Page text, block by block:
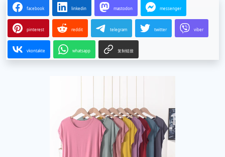
facebook linkedin mastodon messenger
pinterest reddit telegram twitter viber
vkontakte whatsapp 复制链接